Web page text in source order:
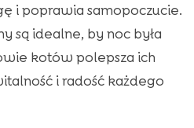
i poprawia samopoczucie.
są idealne, by noc była
kotów polepsza ich
i radość każdego